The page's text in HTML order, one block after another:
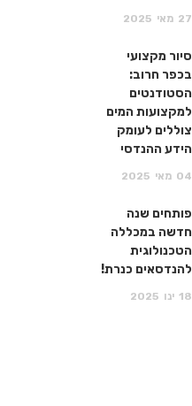
27 מאי 2025
סיור מקצועי
בכפר חרוב:
הסטודנטים
למקצועות המים
צוללים לעומק
הידע ההנדסי
04 מאי 2025
פותחים שנה
חדשה במכללה
הטכנולוגית
להנדסאים כנרת!
18 ינו 2025